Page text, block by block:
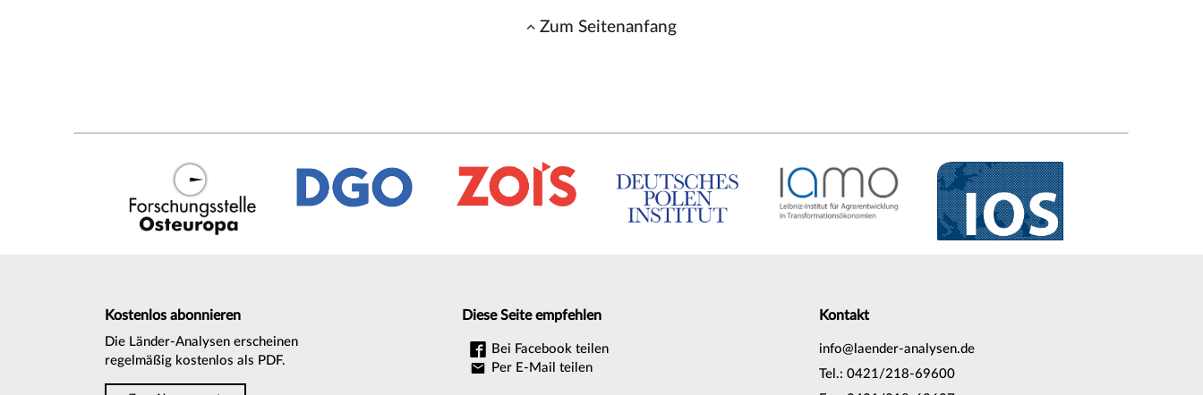
Zum Seitenanfang
Kostenlos abonnieren
Die Länder-Analysen erscheinen
regelmäßig kostenlos als PDF.
Diese Seite empfehlen
Bei Facebook teilen
Per E-Mail teilen
Kontakt
info@laender-analysen.de
Tel.: 0421/218-69600